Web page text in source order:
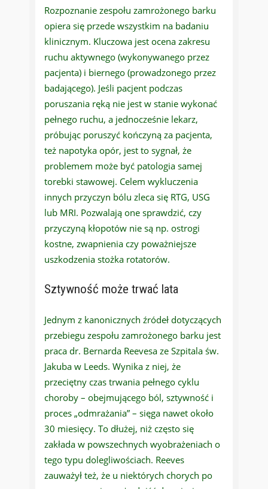
Rozpoznanie zespołu zamrożonego barku
opiera się przede wszystkim na badaniu
klinicznym. Kluczowa jest ocena zakresu
ruchu aktywnego (wykonywanego przez
pacjenta) i biernego (prowadzonego przez
badającego). Jeśli pacjent podczas
poruszania ręką nie jest w stanie wykonać
pełnego ruchu, a jednocześnie lekarz,
próbując poruszyć kończyną za pacjenta,
też napotyka opór, jest to sygnał, że
problemem może być patologia samej
torebki stawowej. Celem wykluczenia
innych przyczyn bólu zleca się RTG, USG
lub MRI. Pozwalają one sprawdzić, czy
przyczyną kłopotów nie są np. ostrogi
kostne, zwapnienia czy poważniejsze
uszkodzenia stożka rotatorów.
Sztywność może trwać lata
Jednym z kanonicznych źródeł dotyczących
przebiegu zespołu zamrożonego barku jest
praca dr. Bernarda Reevesa ze Szpitala św.
Jakuba w Leeds. Wynika z niej, że
przeciętny czas trwania pełnego cyklu
choroby – obejmującego ból, sztywność i
proces „odmrażania” – sięga nawet około
30 miesięcy. To dłużej, niż często się
zakłada w powszechnych wyobrażeniach o
tego typu dolegliwościach. Reeves
zauważył też, że u niektórych chorych po